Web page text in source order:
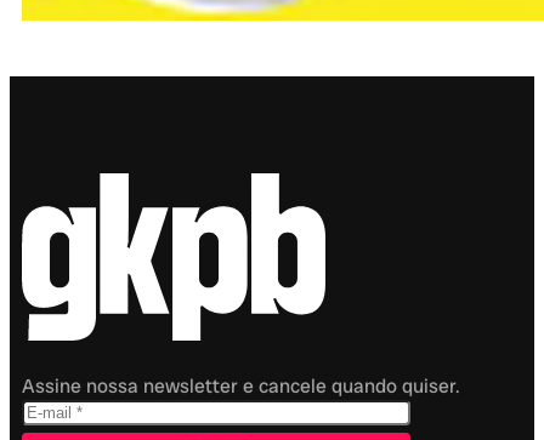
Assine nossa newsletter e cancele quando quiser.